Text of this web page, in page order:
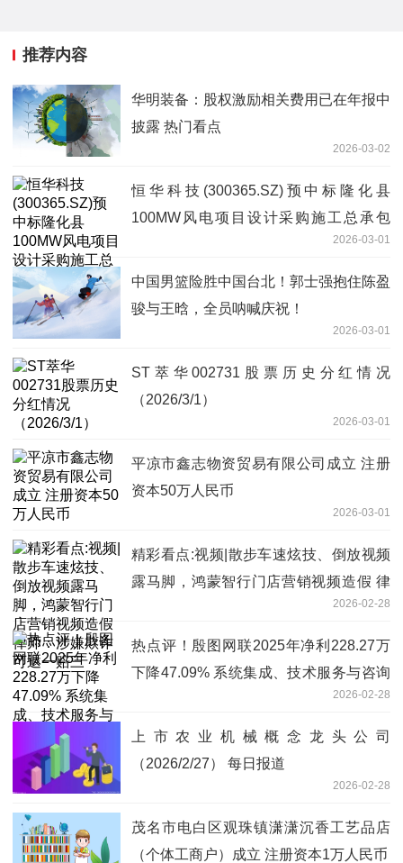
推荐内容
华明装备：股权激励相关费用已在年报中
披露 热门看点
2026-03-02
恒华科技(300365.SZ)预中标隆化县
100MW风电项目设计采购施工总承包
2026-03-01
中国男篮险胜中国台北！郭士强抱住陈盈
骏与王晗，全员呐喊庆祝！
2026-03-01
ST萃华002731股票历史分红情况
（2026/3/1）
2026-03-01
平凉市鑫志物资贸易有限公司成立 注册
资本50万人民币
2026-03-01
精彩看点:视频|散步车速炫技、倒放视频
露马脚，鸿蒙智行门店营销视频造假 律
2026-02-28
热点评！殷图网联2025年净利228.27万
下降47.09% 系统集成、技术服务与咨询
2026-02-28
上市农业机械概念龙头公司
（2026/2/27） 每日报道
2026-02-28
茂名市电白区观珠镇潇潇沉香工艺品店
（个体工商户）成立 注册资本1万人民币